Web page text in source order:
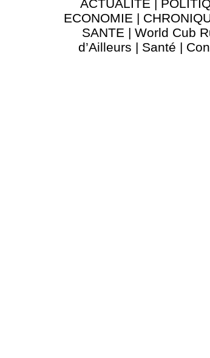
ACTUALITE |
ECONOMIE |
SANTE | World Cub
d’Ailleurs | Santé |